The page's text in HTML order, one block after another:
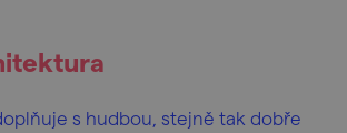
s hudbou, stejně tak dobře